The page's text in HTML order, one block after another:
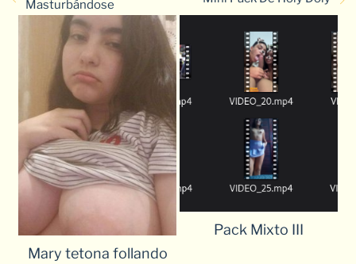
Masturbándose
Mary tetona follando
Pack Mixto III